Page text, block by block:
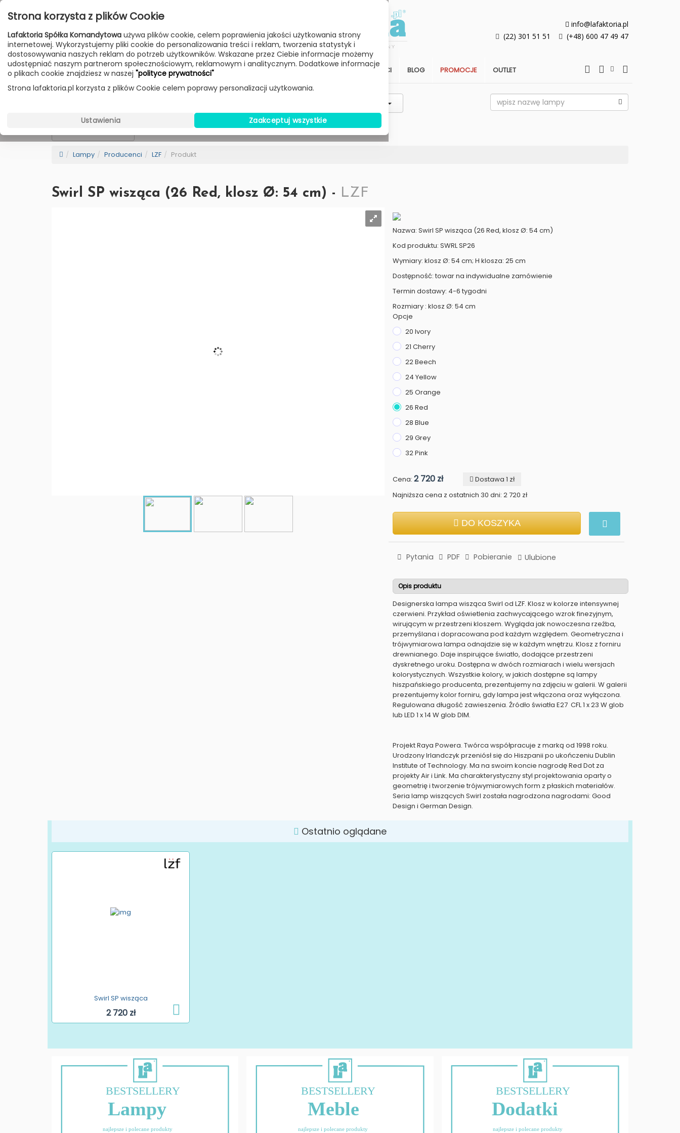
Przejdź do treści
Poniedziałek - Piątek 10:00-18:00
Sobota 10:00-14:00
info@lafaktoria.pl
(22) 301 51 51
(+48) 600 47 49 47
HOME LAMPY MEBLE DODATKI STREFA KLIENTA ARCHITEKCI BLOG PROMOCJE OUTLET
BESTSELLER W MAGAZYNIE
Lampy Producenci LZF Produkt
Swirl SP wisząca (26 Red, klosz Ø: 54 cm) - LZF
Nazwa: Swirl SP wisząca (26 Red, klosz Ø: 54 cm)
Kod produktu: SWRL SP26
Wymiary: klosz Ø: 54 cm; H klosza: 25 cm
Dostępność: towar na indywidualne zamówienie
Termin dostawy: 4-6 tygodni
Rozmiary : klosz Ø: 54 cm
Opcje
20 Ivory
21 Cherry
22 Beech
24 Yellow
25 Orange
26 Red
28 Blue
29 Grey
32 Pink
Cena:2 720 zł
Dostawa 1 zł
Najniższa cena z ostatnich 30 dni: 2 720 zł
DO KOSZYKA
Pytania PDF Pobieranie Ulubione
Opis produktu
Designerska lampa wisząca Swirl od LZF. Klosz w kolorze intensywnej
czerwieni. Przykład oświetlenia zachwycającego wzrok finezyjnym,
wirującym w przestrzeni kloszem. Wygląda jak nowoczesna rzeźba,
przemyślana i dopracowana pod każdym względem. Geometryczna i
trójwymiarowa lampa odnajdzie się w każdym wnętrzu. Klosz z forniru
drewnianego. Daje inspirujące światło, dodające przestrzeni
dyskretnego uroku. Dostępna w dwóch rozmiarach i wielu wersjach
kolorystycznych. Wszystkie kolory, w jakich dostępne są lampy
hiszpańskiego producenta, prezentujemy na zdjęciu w galerii. W galerii
prezentujemy kolor forniru, gdy lampa jest włączona oraz wyłączona.
Regulowana długość zawieszenia. Źródło światła E27 CFL 1 x 23 W glob
lub LED 1 x 14 W glob DIM.
Projekt Raya Powera. Twórca współpracuje z marką od 1998 roku.
Urodzony Irlandczyk przeniósł się do Hiszpanii po ukończeniu Dublin
Institute of Technology. Ma na swoim koncie nagrodę Red Dot za
projekty Air i Link. Ma charakterystyczny styl projektowania oparty o
geometrię i tworzenie trójwymiarowych form z płaskich materiałów.
Seria lamp wiszących Swirl została nagrodzona nagrodami: Good
Design i German Design.
Ostatnio oglądane
Swirl SP wisząca
2 720 zł
BESTSELLERY
Lampy
najlepsze i polecane produkty
BESTSELLERY
Meble
najlepsze i polecane produkty
BESTSELLERY
Dodatki
najlepsze i polecane produkty
Strona korzysta z plików Cookie
Lafaktoria Spółka Komandytowa używa plików cookie, celem poprawienia jakości użytkowania strony
internetowej. Wykorzystujemy pliki cookie do personalizowania treści i reklam, tworzenia statystyk i
dostosowywania naszych reklam do potrzeb użytkowników. Wskazane przez Ciebie informacje możemy
udostępniać naszym partnerom społecznościowym, reklamowym i analitycznym. Dodatkowe informacje
o plikach cookie znajdziesz w naszej "polityce prywatności"
Strona lafaktoria.pl korzysta z plików Cookie celem poprawy personalizacji użytkowania.
Zaakceptuj wszystkie
Ustawienia